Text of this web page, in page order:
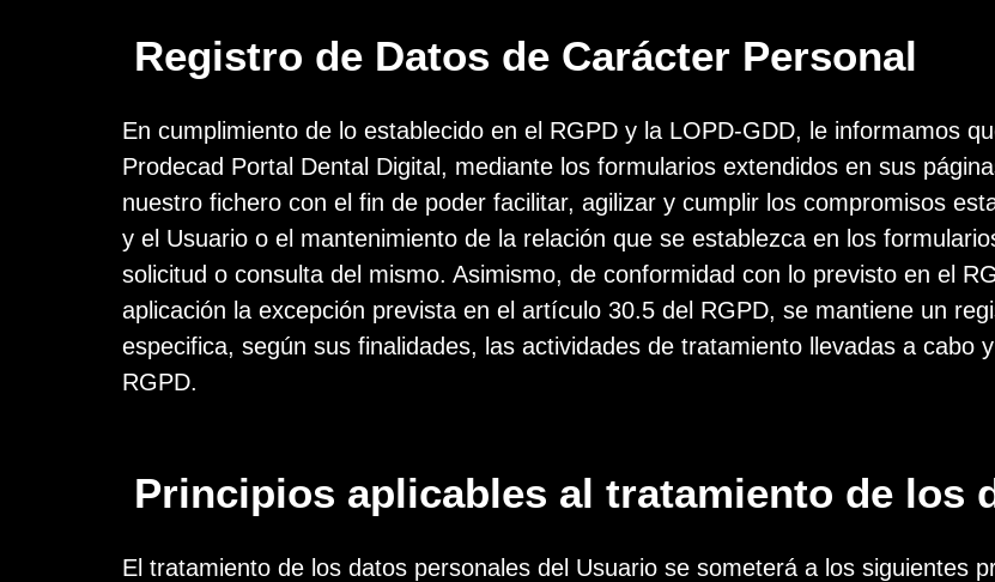
Registro de Datos de Carácter Personal
En cumplimiento de lo establecido en el RGPD y la LOPD-GDD, le informamos
Prodecad Portal Dental Digital, mediante los formularios extendidos en sus
nuestro fichero con el fin de poder facilitar, agilizar y cumplir los compromisos
y el Usuario o el mantenimiento de la relación que se establezca en los
solicitud o consulta del mismo. Asimismo, de conformidad con lo previsto en el
aplicación la excepción prevista en el artículo 30.5 del RGPD, se mantiene un
especifica, según sus finalidades, las actividades de tratamiento llevadas a cabo
RGPD.
Principios aplicables al tratamiento de los
El tratamiento de los datos personales del Usuario se someterá a los siguientes